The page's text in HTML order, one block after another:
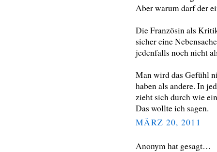
Aber warum darf der
Die Französin als
sicher eine
jedenfalls noch nicht
Man wird das Gefühl
haben als andere. In
zieht sich durch wie
Das wollte ich sagen.
MÄRZ 20, 2011
Anonym hat gesagt…